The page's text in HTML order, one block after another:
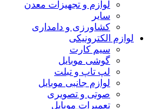
لوازم و تجهیزات معدن
سایر
کشاورزی و دامداری
لوازم الکترونیکی
سیم کارت
گوشی موبایل
لپ تاپ و تبلت
لوازم جانبی موبایل
صوتی و تصویری
تعمیرات موبایل